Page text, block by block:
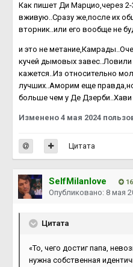
Как пишет Ди Марцио,через
вживую..Сразу же,после их
вторник..или его вообще не
и это не
кучей дымовых
кажется..Из относительно
лучших..Аморим еще
больше чем у Де
Изменено 4 мая 2024
Цитата
SelfMilanlove
Опубликовано: 8 мая
Цитата
«То, чего достиг папа,
нужна собственная